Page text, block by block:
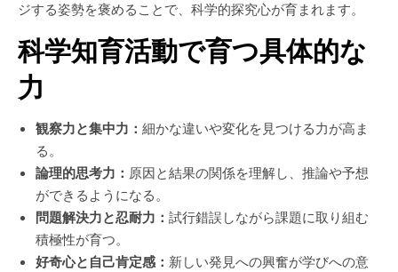
ジする姿勢を褒めることで、科学的探究心が育まれます。
科学知育活動で育つ具体的な
力
観察力と集中力： 細かな違いや変化を見つける力が高ま
る。
論理的思考力： 原因と結果の関係を理解し、推論や予想
ができるようになる。
問題解決力と忍耐力： 試行錯誤しながら課題に取り組む
積極性が育つ。
好奇心と自己肯定感： 新しい発見への興奮が学びへの意